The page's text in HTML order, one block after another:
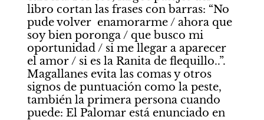
libro cortan las frases con barras: “No
pude volver  enamorarme / ahora que
soy bien poronga / que busco mi
oportunidad / si me llegar a aparecer
el amor / si es la Ranita de flequillo..”.
Magallanes evita las comas y otros
signos de puntuación como la peste,
también la primera persona cuando
puede: El Palomar está enunciado en